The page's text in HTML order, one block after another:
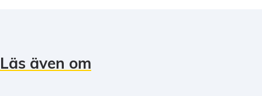
Läs även om